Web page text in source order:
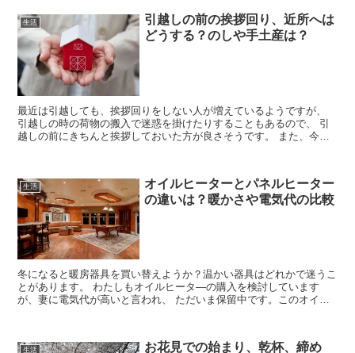
生活
引越しの前の挨拶回り、近所へは
どうする？のしや手土産は？
最近は引越しても、挨拶回りをしない人が増えているようですが、
引越しの時の荷物の搬入で迷惑を掛けたりすることもあるので、 引
越しの前にきちんと挨拶しておいた方が良さそうです。 また、今後
生活
オイルヒーターとパネルヒーター
の違いは？暖かさや電気代の比較
冬になると暖房器具を買い替えようか？温かい器具はどれかで迷うこ
とがあります。 わたしもオイルヒータ―の購入を検討しています
が、妻に電気代が高いと言われ、 ただいま保留中です。このオイル
生活
お花見での始まり、乾杯、締め